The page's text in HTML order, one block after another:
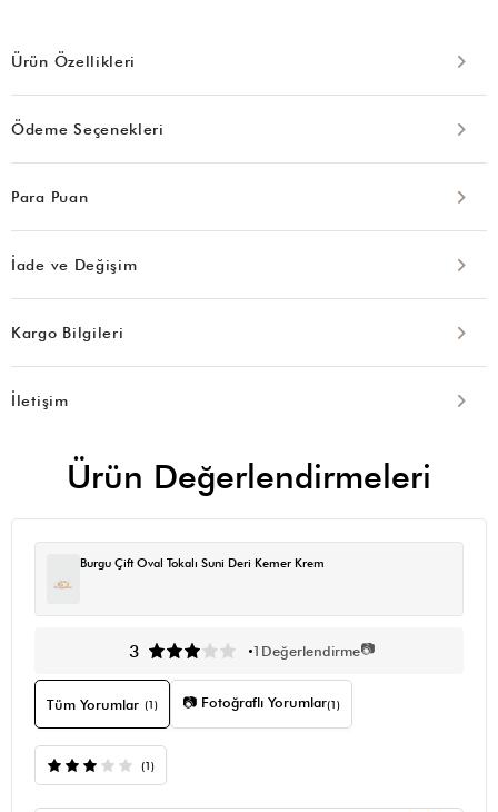
Ürün Özellikleri
Ödeme Seçenekleri
Para Puan
İade ve Değişim
Kargo Bilgileri
İletişim
Ürün Değerlendirmeleri
Burgu Çift Oval Tokalı Suni Deri Kemer Krem
3 1 Değerlendirme📷
Tüm Yorumlar (1) 📷 Fotoğraflı Yorumlar(1)
(1)